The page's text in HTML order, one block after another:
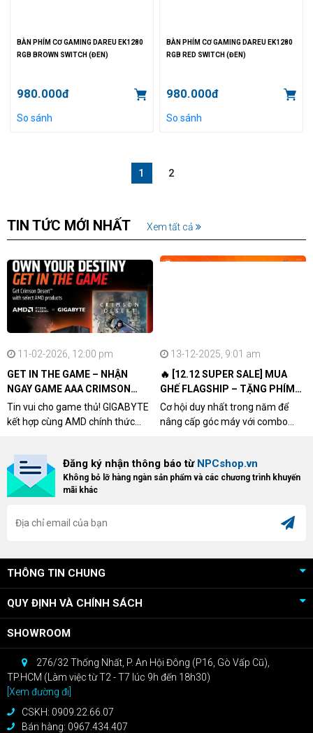
BÀN PHÍM CƠ GAMING DAREU EK1280
RGB BROWN SWITCH (ĐEN)
980.000đ
So sánh
BÀN PHÍM CƠ GAMING DAREU EK1280
RGB RED SWITCH (ĐEN)
980.000đ
So sánh
1 2
TIN TỨC MỚI NHẤT Xem tất cả
11-02-2026, 12:00 pm
GET IN THE GAME – NHẬN
NGAY GAME AAA CRIMSON
DESERT CÙNG GIGABYTE &
AMD
Tin vui cho game thủ! GIGABYTE
kết hợp cùng AMD chính thức
khách hàng sở hữu VGA Radeon
RX 9070 / RX 9070 XT.
13-12-2025, 9:01 am
🔥 [12.12 SUPER SALE] MUA
GHẾ FLAGSHIP – TẶNG PHÍM
CƠ XỊN
Cơ hội duy nhất trong năm để
nâng cấp góc máy với combo
dòng ghế Gaming cao cấp nhất,
bạn sẽ nhận ngay quà tặng trị giá
Đăng ký nhận thông báo từ NPCshop.vn
Không bỏ lỡ hàng ngàn sản phẩm và các chương trình khuyến
mãi khác
THÔNG TIN CHUNG
QUY ĐỊNH VÀ CHÍNH SÁCH
SHOWROOM
276/32 Thống Nhất, P. An Hội Đông (P16, Gò Vấp Cũ),
TP.HCM (Làm việc từ T2 - T7 lúc 9h đến 18h30)
[Xem đường đi]
CSKH: 0909.22.66.07
Bán hàng: 0967.434.407